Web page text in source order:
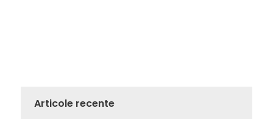
Articole recente